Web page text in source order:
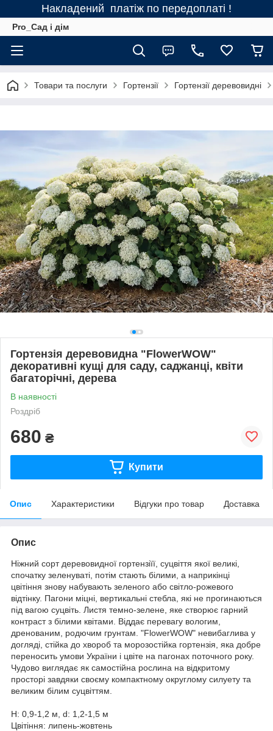
Накладений платіж по передоплаті !
Pro_Сад і дім
Товари та послуги Гортензії Гортензії деревовидні
Гортензія деревовидна "FlowerWOW"
декоративні кущі для саду, саджанці, квіти
багаторічні, дерева
В наявності
Роздріб
680 ₴
Купити
Опис Характеристики Відгуки про товар Доставка
Опис
Ніжний сорт деревовидної гортензіїї, суцвіття якої великі,
спочатку зеленуваті, потім стають білими, а наприкінці
цвітіння знову набувають зеленого або світло-рожевого
відтінку. Пагони міцні, вертикальні стебла, які не прогинаються
під вагою суцвіть. Листя темно-зелене, яке створює гарний
контраст з білими квітами. Віддає перевагу вологим,
дренованим, родючим грунтам. "FlowerWOW" невибаглива у
догляді, стійка до хвороб та морозостійка гортензія, яка добре
переносить умови України і цвіте на пагонах поточного року.
Чудово виглядає як самостійна рослина на відкритому
просторі завдяки своєму компактному округлому силуету та
великим білим суцвіттям.
Н: 0,9-1,2 м, d: 1,2-1,5 м
Цвітіння: липень-жовтень